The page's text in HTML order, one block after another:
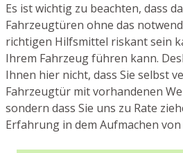
Es ist wichtig zu beachten, dass
Fahrzeugtüren ohne das
richtigen Hilfsmittel riskant sein
Ihrem Fahrzeug führen kann.
Ihnen hier nicht, dass Sie selbst
Fahrzeugtür mit vorhandenen
sondern dass Sie uns zu Rate
Erfahrung in dem Aufmachen